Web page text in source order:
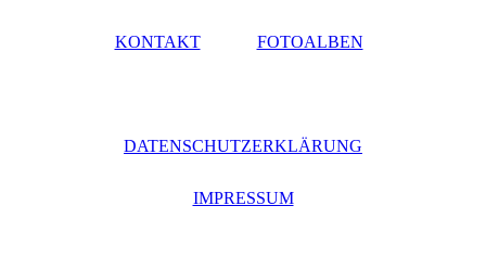
KONTAKT FOTOALBEN
DATENSCHUTZERKLÄRUNG
IMPRESSUM